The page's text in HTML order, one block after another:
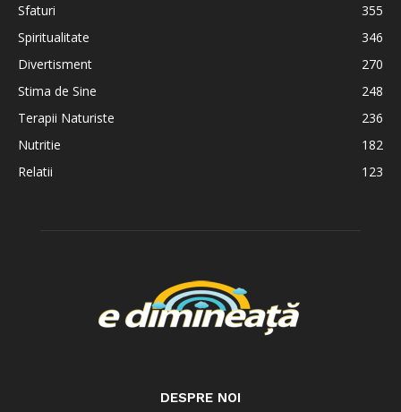
Sfaturi
355
Spiritualitate
346
Divertisment
270
Stima de Sine
248
Terapii Naturiste
236
Nutritie
182
Relatii
123
DESPRE NOI